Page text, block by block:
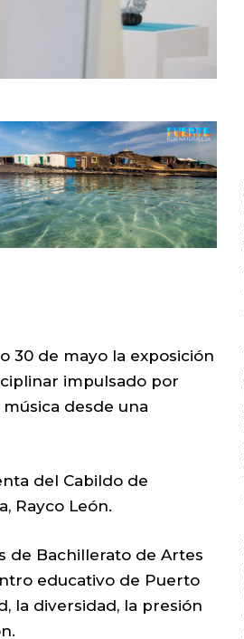
30 de mayo la exposición
impulsado por
desde una
del Cabildo de
Rayco León.
de Bachillerato de Artes
educativo de Puerto
la diversidad, la presión